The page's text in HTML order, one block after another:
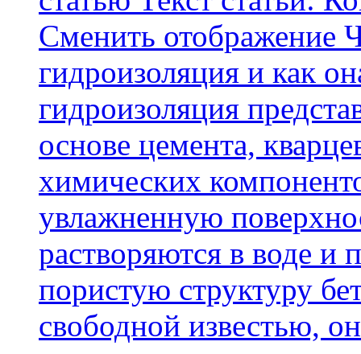
Cменить отображение
гидроизоляция и как
гидроизоляция
основе цемента,
химических
увлажненную
растворяются в воде и
пористую структуру
свободной известью,